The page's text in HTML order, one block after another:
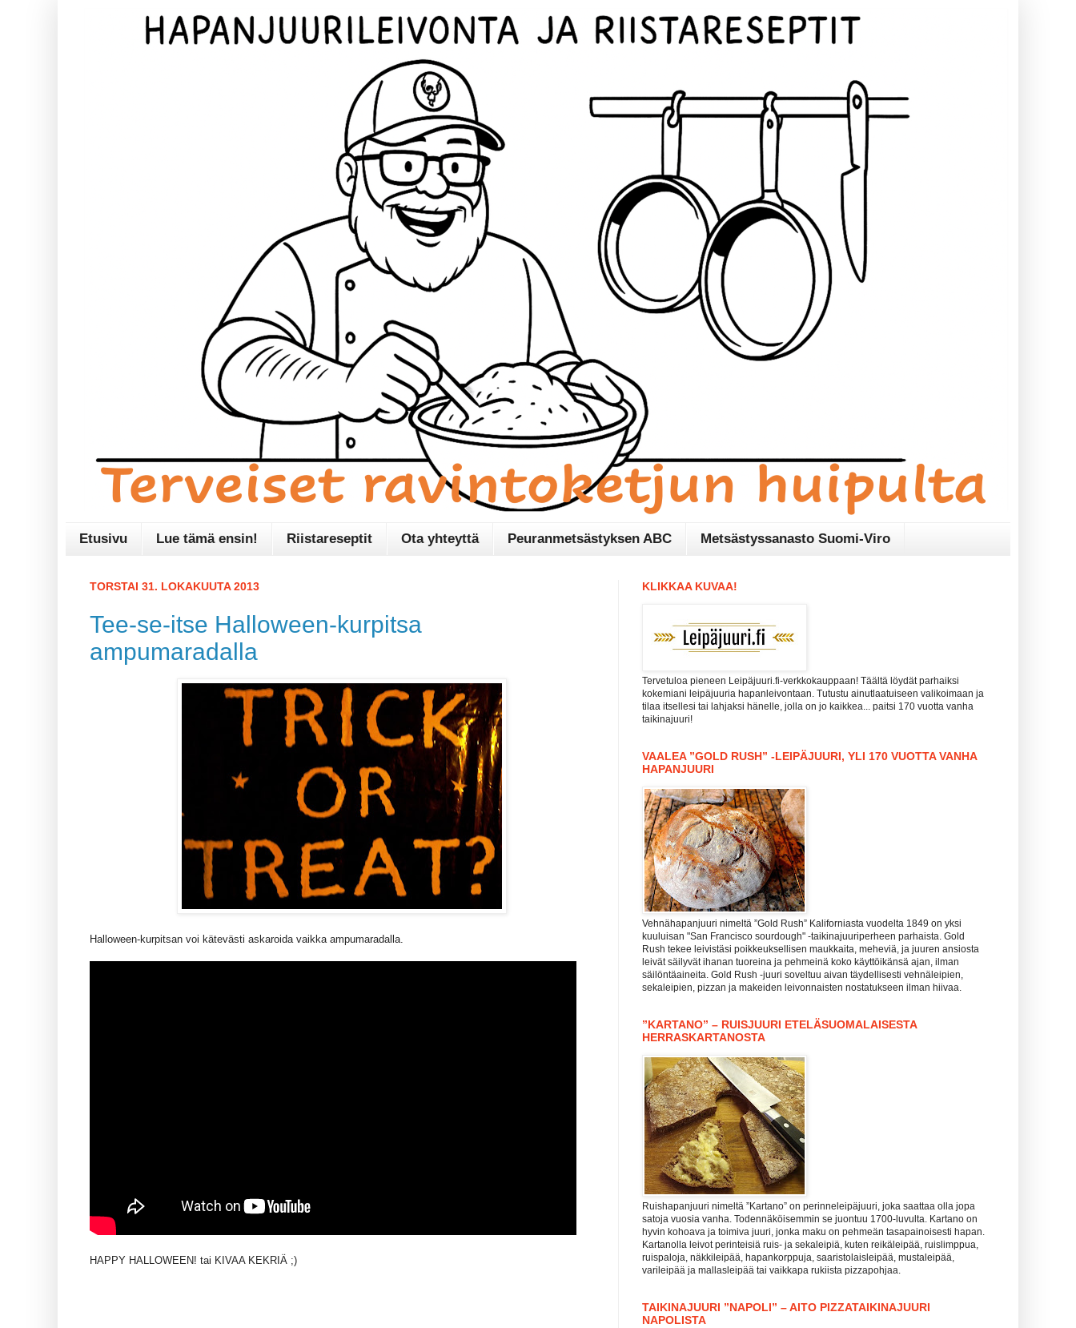
Etusivu Lue tämä ensin! Riistareseptit Ota yhteyttä Peuranmetsästyksen ABC Metsästyssanasto Suomi-Viro
TORSTAI 31. LOKAKUUTA 2013
Tee-se-itse Halloween-kurpitsa
ampumaradalla
Halloween-kurpitsan voi kätevästi askaroida vaikka ampumaradalla.
HAPPY HALLOWEEN! tai KIVAA KEKRIÄ ;)
KLIKKAA KUVAA!
Tervetuloa pieneen Leipäjuuri.fi-verkkokauppaan! Täältä löydät parhaiksi
kokemiani leipäjuuria hapanleivontaan. Tutustu ainutlaatuiseen valikoimaan ja
tilaa itsellesi tai lahjaksi hänelle, jolla on jo kaikkea... paitsi 170 vuotta vanha
taikinajuuri!
VAALEA ”GOLD RUSH” -LEIPÄJUURI, YLI 170 VUOTTA VANHA
HAPANJUURI
Vehnähapanjuuri nimeltä ”Gold Rush” Kaliforniasta vuodelta 1849 on yksi
kuuluisan "San Francisco sourdough" -taikinajuuriperheen parhaista. Gold
Rush tekee leivistäsi poikkeuksellisen maukkaita, meheviä, ja juuren ansiosta
leivät säilyvät ihanan tuoreina ja pehmeinä koko käyttöikänsä ajan, ilman
säilöntäaineita. Gold Rush -juuri soveltuu aivan täydellisesti vehnäleipien,
sekaleipien, pizzan ja makeiden leivonnaisten nostatukseen ilman hiivaa.
”KARTANO” – RUISJUURI ETELÄSUOMALAISESTA
HERRASKARTANOSTA
Ruishapanjuuri nimeltä ”Kartano” on perinneleipäjuuri, joka saattaa olla jopa
satoja vuosia vanha. Todennäköisemmin se juontuu 1700-luvulta. Kartano on
hyvin kohoava ja toimiva juuri, jonka maku on pehmeän tasapainoisesti hapan.
Kartanolla leivot perinteisiä ruis- ja sekaleipiä, kuten reikäleipää, ruislimppua,
ruispaloja, näkkileipää, hapankorppuja, saaristolaisleipää, mustaleipää,
varileipää ja mallasleipää tai vaikkapa rukiista pizzapohjaa.
TAIKINAJUURI ”NAPOLI” – AITO PIZZATAIKINAJUURI
NAPOLISTA